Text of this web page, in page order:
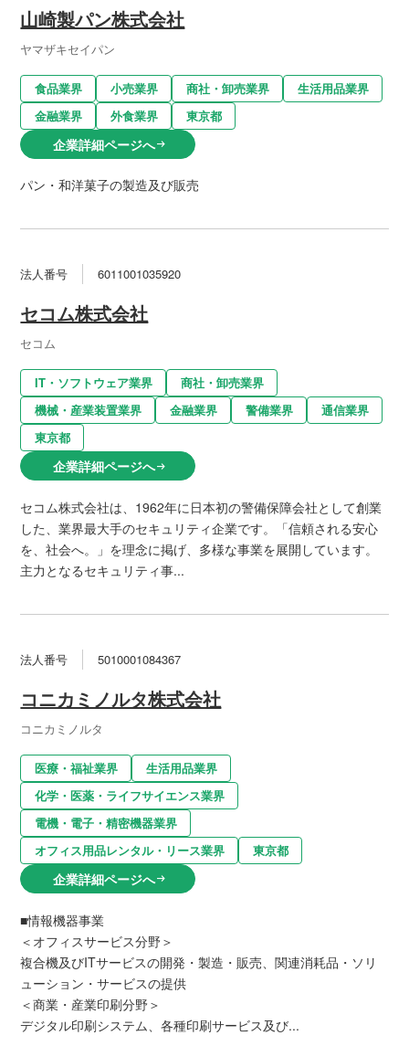
山崎製パン株式会社
ヤマザキセイパン
食品業界 小売業界 商社・卸売業界
生活用品業界
金融業界
外食業界 東京都
企業詳細ページへarrow_right_alt
パン・和洋菓子の製造及び販売
法人番号 6011001035920
セコム株式会社
セコム
IT・ソフトウェア業界
商社・卸売業界
機械・産業装置業界
金融業界 警備業界
通信業界
東京都
企業詳細ページへarrow_right_alt
セコム株式会社は、1962年に日本初の警備保障会社として創業
した、業界最大手のセキュリティ企業です。「信頼される安心
を、社会へ。」を理念に掲げ、多様な事業を展開しています。
主力となるセキュリティ事...
法人番号 5010001084367
コニカミノルタ株式会社
コニカミノルタ
医療・福祉業界
生活用品業界
化学・医薬・ライフサイエンス業界
電機・電子・精密機器業界
オフィス用品レンタル・リース業界
東京都
企業詳細ページへarrow_right_alt
■情報機器事業
＜オフィスサービス分野＞
複合機及びITサービスの開発・製造・販売、関連消耗品・ソリ
ューション・サービスの提供
＜商業・産業印刷分野＞
デジタル印刷システム、各種印刷サービス及び...